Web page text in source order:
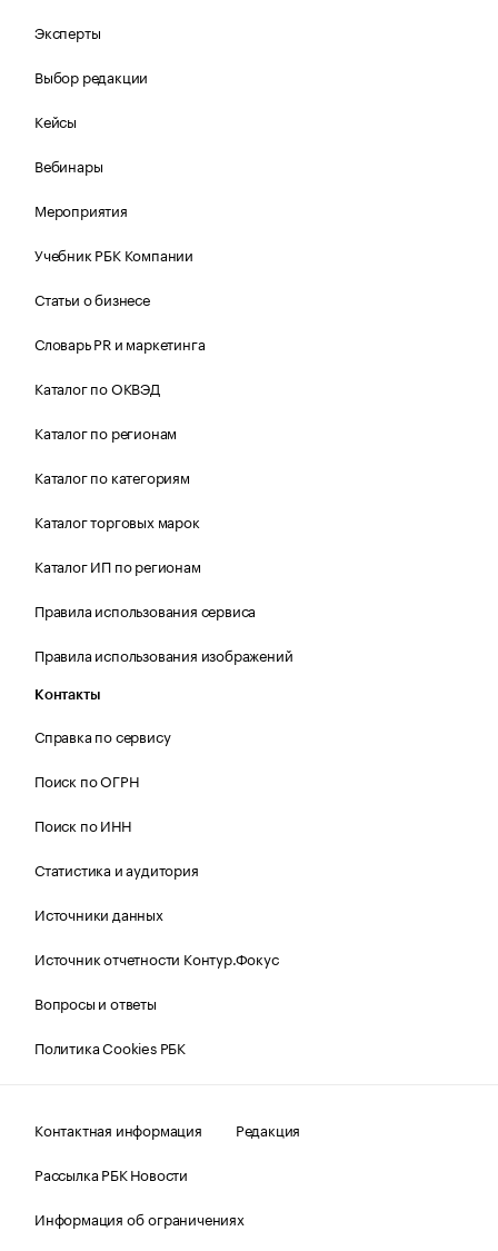
Эксперты
Выбор редакции
Кейсы
Вебинары
Мероприятия
Учебник РБК Компании
Статьи о бизнесе
Словарь PR и маркетинга
Каталог по ОКВЭД
Каталог по регионам
Каталог по категориям
Каталог торговых марок
Каталог ИП по регионам
Правила использования сервиса
Правила использования изображений
Контакты
Справка по сервису
Поиск по ОГРН
Поиск по ИНН
Статистика и аудитория
Источники данных
Источник отчетности Контур.Фокус
Вопросы и ответы
Политика Cookies РБК
Контактная информация
Редакция
Рассылка РБК Новости
Информация об ограничениях